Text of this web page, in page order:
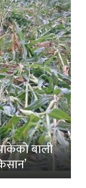
बाली